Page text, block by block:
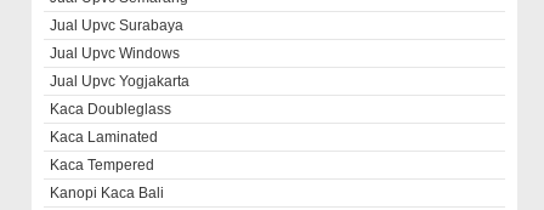
Jual Upvc Surabaya
Jual Upvc Windows
Jual Upvc Yogjakarta
Kaca Doubleglass
Kaca Laminated
Kaca Tempered
Kanopi Kaca Bali